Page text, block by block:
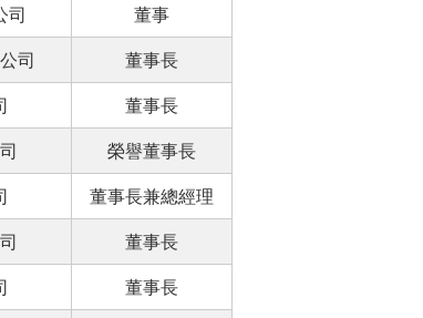
司 董事
司 董事長
董事長
榮譽董事長
董事長兼總經理
董事長
董事長